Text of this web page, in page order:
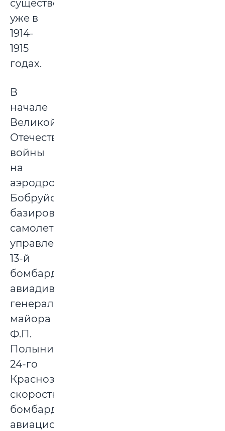
существовал
уже в
1914-
1915
годах.
В
начале
Великой
Отечественной
войны
на
аэродроме
Бобруйска
базировались
самолеты
управления
13-й
бомбардировочной
авиадивизии
генерал-
майора
Ф.П.
Полынина,
24-го
Краснознаменного
скоростного
бомбардировочного
авиационного